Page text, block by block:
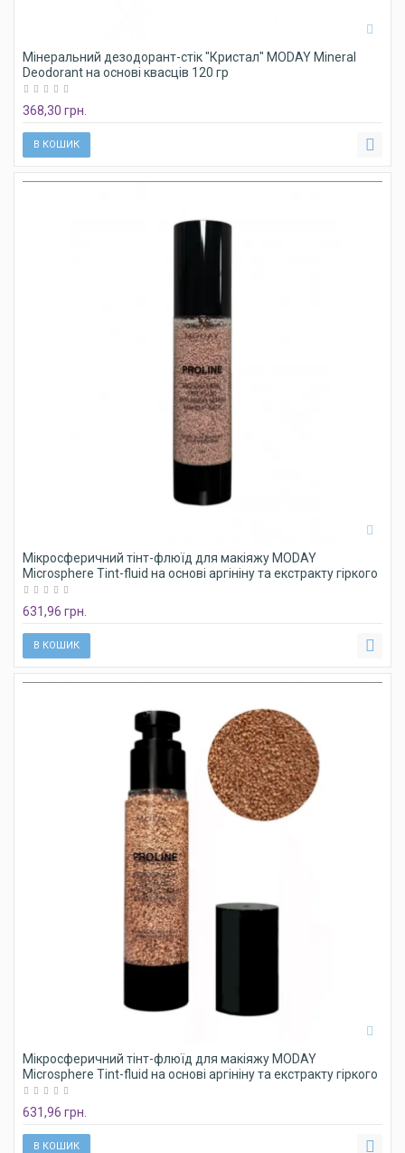
Мінеральний дезодорант-стік "Кристал" MODAY Mineral
Deodorant на основі квасців 120 гр
368,30 грн.
В КОШИК
Мікросферичний тінт-флюїд для макіяжу MODAY
Microsphere Tint-fluid на основі аргініну та екстракту гіркого
апельсину № 034,
631,96 грн.
В КОШИК
Мікросферичний тінт-флюїд для макіяжу MODAY
Microsphere Tint-fluid на основі аргініну та екстракту гіркого
апельсину № 035,
631,96 грн.
В КОШИК